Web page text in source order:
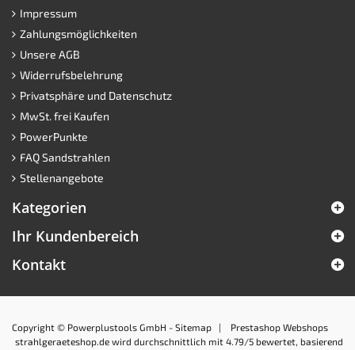
Impressum
Zahlungsmöglichkeiten
Unsere AGB
Widerrufsbelehrung
Privatsphäre und Datenschutz
MwSt. frei Kaufen
PowerPunkte
FAQ Sandstrahlen
Stellenangebote
Kategorien
Ihr Kundenbereich
Kontakt
Copyright © Powerplustools GmbH - Sitemap | Prestashop Webshops
strahlgeraeteshop.de wird durchschnittlich mit 4.79/5 bewertet, basierend